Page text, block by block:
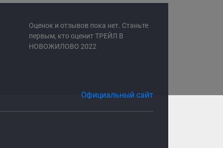
Оценок и отзывов пока нет. Станьте
первым, кто оценит ТРЕЙЛ В
НОВОЖИЛОВО 2022
Официальный сайт